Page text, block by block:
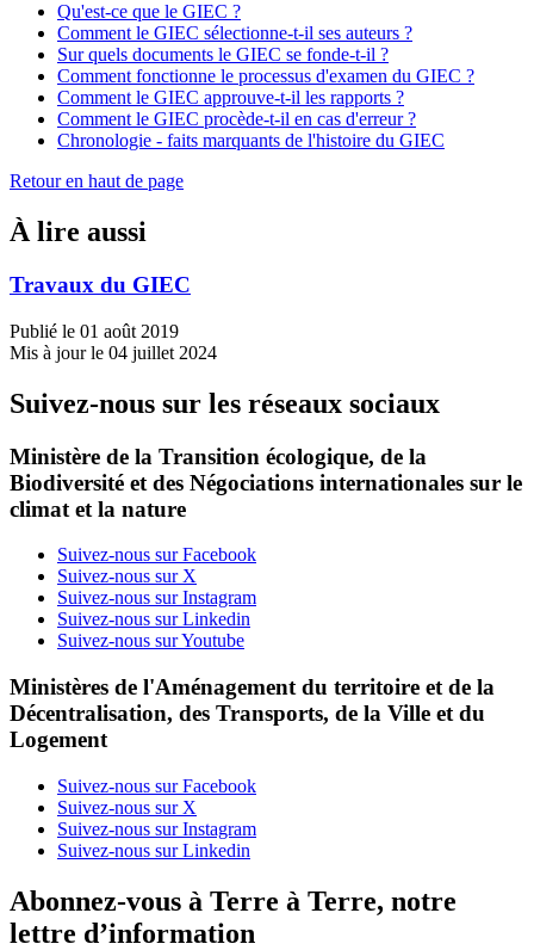
Qu'est-ce que le GIEC ?
Comment le GIEC sélectionne-t-il ses auteurs ?
Sur quels documents le GIEC se fonde-t-il ?
Comment fonctionne le processus d'examen du GIEC ?
Comment le GIEC approuve-t-il les rapports ?
Comment le GIEC procède-t-il en cas d'erreur ?
Chronologie - faits marquants de l'histoire du GIEC
Retour en haut de page
À lire aussi
Travaux du GIEC
Publié le 01 août 2019
Mis à jour le 04 juillet 2024
Suivez-nous sur les réseaux sociaux
Ministère de la Transition écologique, de la
Biodiversité et des Négociations internationales sur le
climat et la nature
Suivez-nous sur Facebook
Suivez-nous sur X
Suivez-nous sur Instagram
Suivez-nous sur Linkedin
Suivez-nous sur Youtube
Ministères de l'Aménagement du territoire et de la
Décentralisation, des Transports, de la Ville et du
Logement
Suivez-nous sur Facebook
Suivez-nous sur X
Suivez-nous sur Instagram
Suivez-nous sur Linkedin
Abonnez-vous à Terre à Terre, notre
lettre d’information